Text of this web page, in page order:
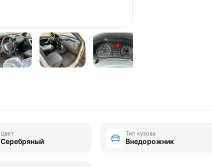
Цвет
Серебряный
Тип кузова
Внедорожник